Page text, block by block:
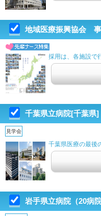
地域医療振興協会
採用は、各施設で
千葉県立病院[千葉県]
見学会
千葉県医療の最後
岩手県立病院（20病